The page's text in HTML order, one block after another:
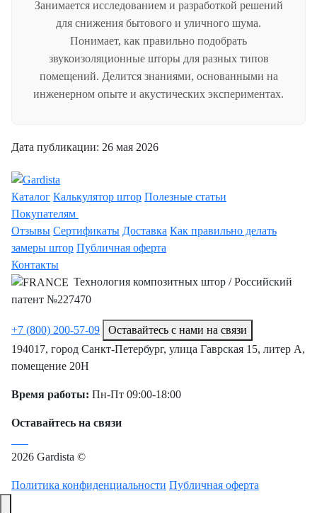
Занимается исследованием и разработкой решений
для снижения бытового и уличного шума.
Понимает, как правильно подобрать
звукоизоляционные шторы для разных типов
помещений. Делится знаниями, основанными на
инженерном опыте и акустических экспериментах.
Дата публикации: 26 мая 2026
Каталог Калькулятор штор Полезные статьи
Покупателям
Отзывы Сертификаты Доставка Как правильно делать
замеры штор Публичная оферта
Контакты
Технология композитных штор / Российский
патент №227470
+7 (800) 200-57-09
Оставайтесь с нами на связи
194017, город Санкт-Петербург, улица Гаврская 15, литер А,
помещение 20Н
Время работы: Пн-Пт 09:00-18:00
Оставайтесь на связи
2026 Gardista ©
Политика конфиденциальности Публичная оферта